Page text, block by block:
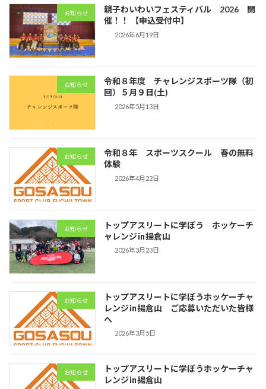
ペ
ー
ジ
お知らせ
親子わいわいフェスティバル 2026 開
催！！ 【申込受付中】
2026年6月19日
お知らせ
令和８年度 チャレンジスポーツ隊（初
回）５月９日(土)
2026年5月13日
お知らせ
令和８年 スポーツスクール 春の無料
体験
2026年4月22日
お知らせ
トップアスリートに学ぼう ホッケーチ
ャレンジ㏌揚倉山
2026年3月23日
お知らせ
トップアスリートに学ぼうホッケーチャ
レンジ㏌揚倉山 ご応募いただいた皆様
へ
2026年3月5日
お知らせ
トップアスリートに学ぼうホッケーチャ
レンジ㏌揚倉山